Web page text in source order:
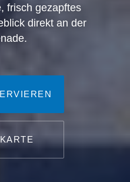
frisch gezapftes
direkt an der